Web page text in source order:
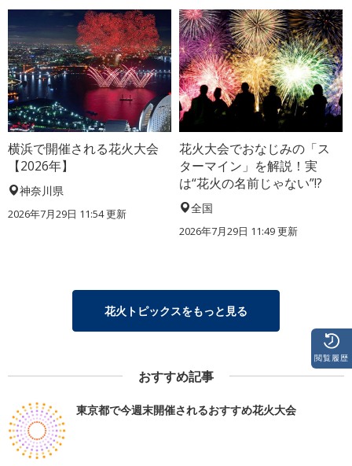
横浜で開催される花火大会
【2026年】
神奈川県
2026年7月29日 11:54 更新
花火大会でおなじみの「ス
ターマイン」を解説！実
は“花火の名前じゃない”!?
全国
2026年7月29日 11:49 更新
花火トピックスをもっと見る
おすすめ記事
東京都で今週末開催されるおすすめ花火大会
閲覧履歴